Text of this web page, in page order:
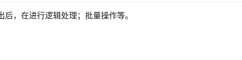
后，在进行逻辑处理；批量操作等。